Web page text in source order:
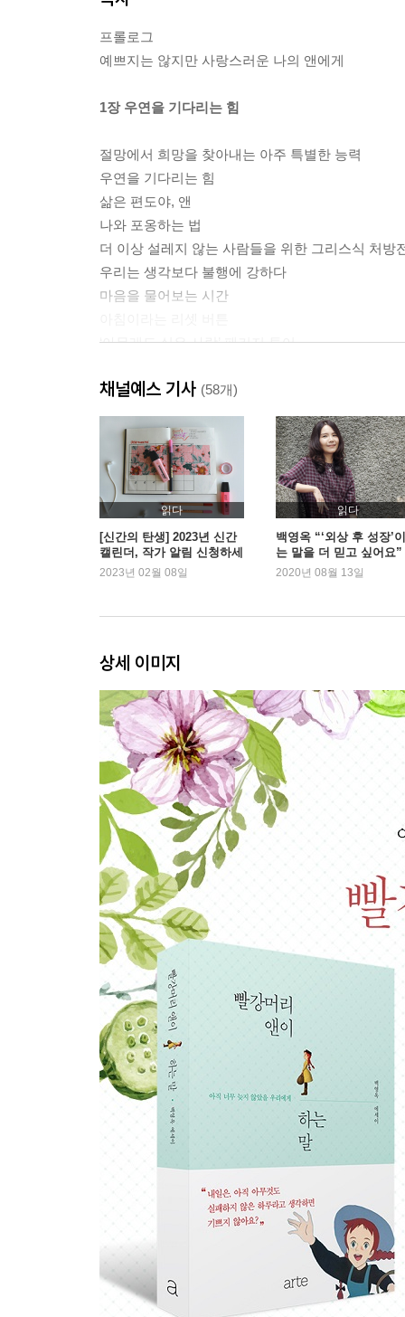
프롤로그
예쁘지는 않지만 사랑스러운 나의 앤에게
1장 우연을 기다리는 힘
절망에서 희망을 찾아내는 아주 특별한 능력
우연을 기다리는 힘
삶은 편도야, 앤
나와 포옹하는 법
더 이상 설레지 않는 사람들을 위한 그리스식 처방
우리는 생각보다 불행에 강하다
마음을 물어보는 시간
‘아무래도 싫은 사람’ 패키지 투어
2장 고독을 좋아한다는 거짓말
고독을 좋아한다는 거짓말
고백의 여왕
사랑에 빠진다면
이빨가게 내 친구
우리는 전직 어린이였다
내 마음의 안전지대
3장 슬픔 공부법
넌 내일도 실수를 저지를걸?
사람은 언제 위로 받는가
아무것도 하지 않을 자유
꿈을 이룬다는 것의 진짜 의미
지금 이별 때문에 울고 있다면……
내가 하고 있는 일
시간이 약이 아니다
마릴라가 이해되는 밤
슬픔 공부법
눈물을 멈출 수 있는 건 나 자신 뿐
4장 더 잘 사랑할 수 있는 사람
철벽녀와 B형 남자가 만났을 때
사랑에 빠진 이유와 결별의 이유가 같을 때
더 잘 사랑할 수 있는 사람
19세기와 21세기 연애의 공통점
당신은 나를 사랑하면 안 됩니다?
아주 지루한 연애, 결혼!
앤에게 주는 주례사
침묵의 기술
5장 마지막의 마지막까지 변한다
채널예스 기사 (58개)
읽다
[신간의 탄생] 2023년 신간
캘린더, 작가 알림 신청하세
요!
2023년 02월 08일
읽다
백영옥 “‘외상 후 성장’
는 말을 더 믿고 싶어요”
2020년 08월 13일
상세 이미지